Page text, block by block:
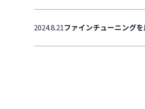
2024.8.21ファインチューニング